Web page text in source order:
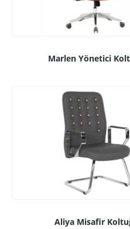
Marlen Yönetici
Aliya Misafir